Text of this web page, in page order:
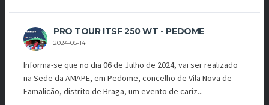
PRO TOUR ITSF 250 WT - PEDOME
2024-05-14
Informa-se que no dia 06 de Julho de 2024, vai ser realizado
na Sede da AMAPE, em Pedome, concelho de Vila Nova de
Famalicão, distrito de Braga, um evento de cariz...